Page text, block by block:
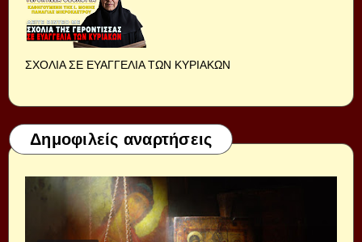
ΣΧΟΛΙΑ ΣΕ ΕΥΑΓΓΕΛΙΑ ΤΩΝ ΚΥΡΙΑΚΩΝ
Δημοφιλείς αναρτήσεις